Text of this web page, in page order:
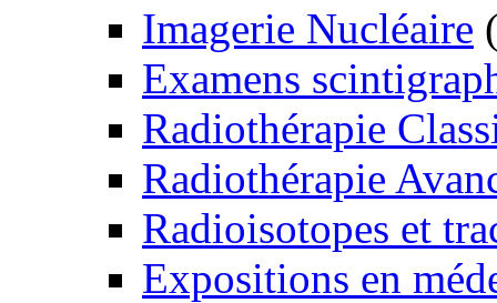
Imagerie Nucléaire
Examens
Radiothérapie
Radiothérapie
Radioisotopes et
Expositions en